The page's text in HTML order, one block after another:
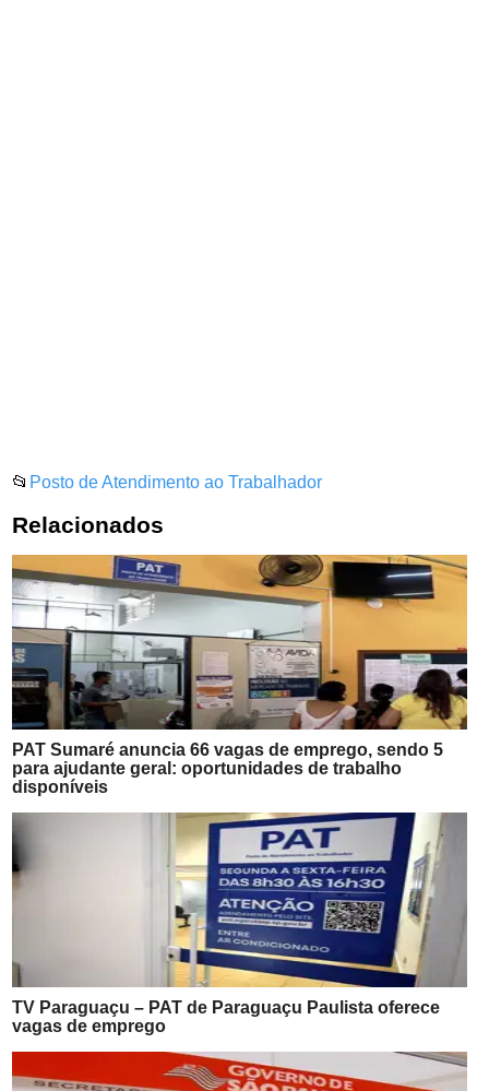
📂 Posto de Atendimento ao Trabalhador
Relacionados
PAT Sumaré anuncia 66 vagas de emprego, sendo 5
para ajudante geral: oportunidades de trabalho
disponíveis
TV Paraguaçu – PAT de Paraguaçu Paulista oferece
vagas de emprego